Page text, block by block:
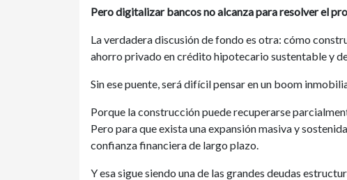
Pero digitalizar bancos no alcanza para resolver el
La verdadera discusión de fondo es otra: cómo
ahorro privado en crédito hipotecario sustentable y
Sin ese puente, será difícil pensar en un boom
Porque la construcción puede recuperarse
Pero para que exista una expansión masiva y
confianza financiera de largo plazo.
Y esa sigue siendo una de las grandes deudas